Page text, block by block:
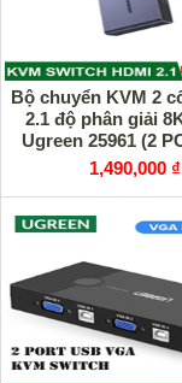
Bộ chuyển KVM 2
2.1 độ phân giải
Ugreen 25961 (2
màn hình) cao
1,490,000 ₫